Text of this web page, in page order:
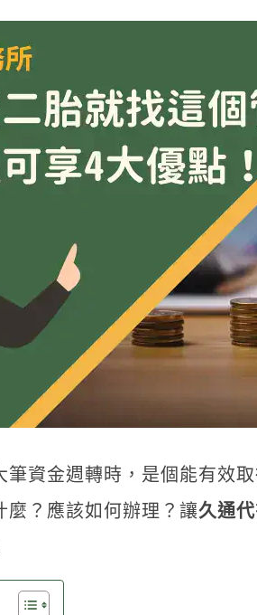
筆資金週轉時，是個能有效
麼？應該如何辦理？讓久通